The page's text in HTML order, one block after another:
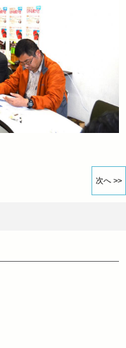
次へ >>